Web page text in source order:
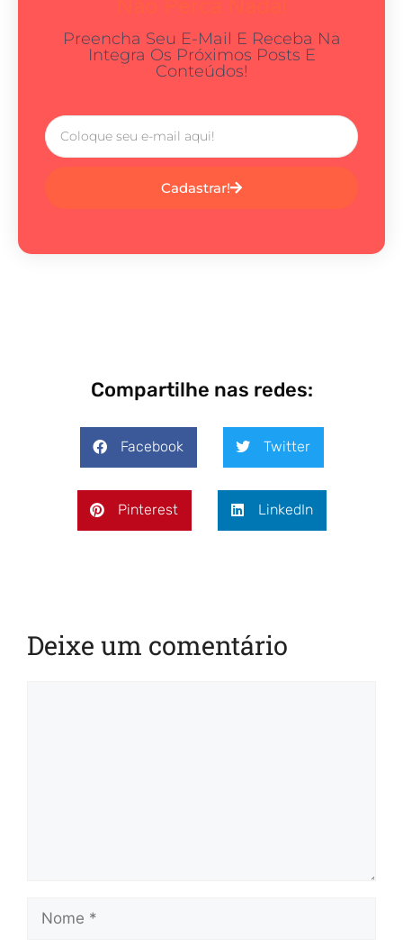
Preencha Seu E-Mail E Receba Na
Integra Os Próximos Posts E
Conteúdos!
Cadastrar!
Compartilhe nas redes:
Facebook Twitter
Pinterest LinkedIn
Deixe um comentário